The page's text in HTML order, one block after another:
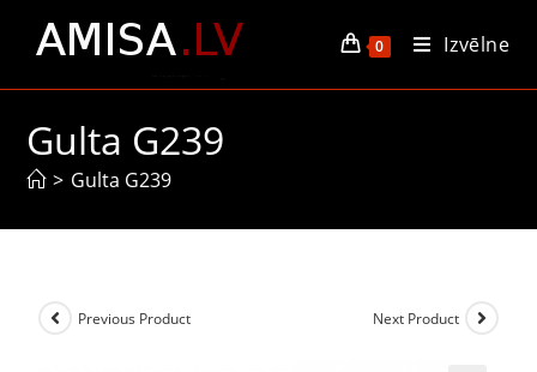
0 Izvēlne
Gulta G239
> Gulta G239
Previous Product Next Product